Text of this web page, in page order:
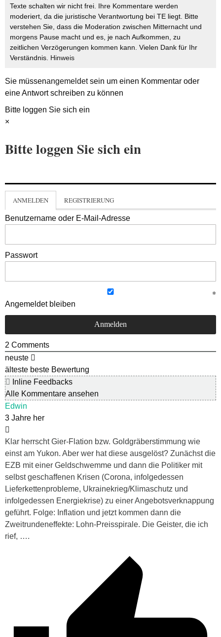
Texte schalten wir nicht frei. Ihre Kommentare werden
moderiert, da die juristische Verantwortung bei TE liegt. Bitte
verstehen Sie, dass die Moderation zwischen Mitternacht und
morgens Pause macht und es, je nach Aufkommen, zu
zeitlichen Verzögerungen kommen kann. Vielen Dank für Ihr
Verständnis. Hinweis
Sie müssenangemeldetsein um einen Kommentar oder
eine Antwort schreiben zu können
Bitte loggen Sie sich ein
×
Bitte loggen Sie sich ein
ANMELDEN REGISTRIERUNG
Benutzername oder E-Mail-Adresse
Passwort
Angemeldet bleiben
2 Comments
neuste
älteste beste Bewertung
Inline Feedbacks
Alle Kommentare ansehen
Edwin
3 Jahre her
Klar herrscht Gier-Flation bzw. Goldgräberstimmung wie
einst am Yukon. Aber wer hat diese ausgelöst? Zunächst die
EZB mit einer Geldschwemme und dann die Politiker mit
selbst geschaffenen Krisen (Corona, infolgedessen
Lieferkettenprobleme, Ukrainekrieg/Klimaschutz und
infolgedessen Energiekrise) zu einer Angebotsverknappung
geführt. Folge: Inflation und jetzt kommen dann die
Zweitrundeneffekte: Lohn-Preisspirale. Die Geister, die ich
rief, ….